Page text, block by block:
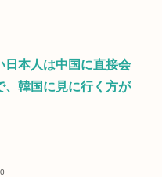
日本人は中国に直接会
、韓国に見に行く方が